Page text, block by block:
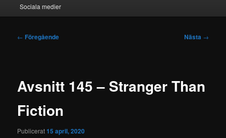
Sociala medier
Inläggsnavigering
← Föregående Nästa →
Avsnitt 145 – Stranger Than
Fiction
Publicerat15 april, 2020